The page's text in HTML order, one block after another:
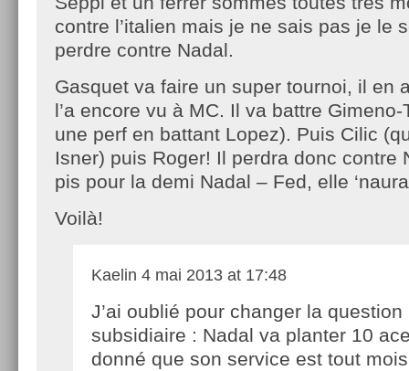
contre l’italien mais je ne sais pas je le
perdre contre Nadal.
Gasquet va faire un super tournoi, il en
l’a encore vu à MC. Il va battre
une perf en battant Lopez). Puis Cilic
Isner) puis Roger! Il perdra donc contre
pis pour la demi Nadal – Fed, elle
Voilà!
Kaelin 4 mai 2013 at 17:48
J’ai oublié pour changer la question
subsidiaire : Nadal va planter 10
donné que son service est tout